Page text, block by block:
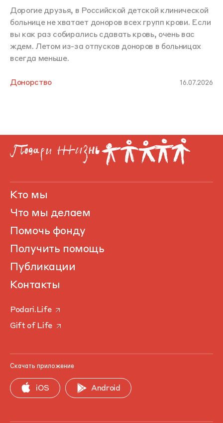
Дорогие друзья, в Российской детской клинической
больнице не хватает доноров всех групп крови. Если
вы как раз собирались сдавать кровь, очень вас
ждем. Летом из-за отпусков доноров в больницах
всегда меньше.
Донорство 16.07.2026
Кто мы
Что мы делаем
Помочь фонду
Получить помощь
Публикации
Контакты
Podari.Life
Gift of Life
Скачать приложение
iOS Android